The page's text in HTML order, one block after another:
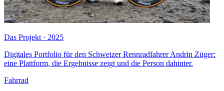
Das Projekt · 2025
Digitales Portfolio für den Schweizer Rennradfahrer Andrin Züger:
eine Plattform, die Ergebnisse zeigt und die Person dahinter.
Fahrrad